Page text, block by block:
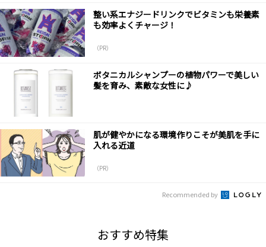
整い系エナジードリンクでビタミンも栄養素
も効率よくチャージ！
（PR）
ボタニカルシャンプーの植物パワーで美しい
髪を育み、素敵な女性に♪
肌が健やかになる環境作りこそが美肌を手に
入れる近道
（PR）
Recommended by
おすすめ特集